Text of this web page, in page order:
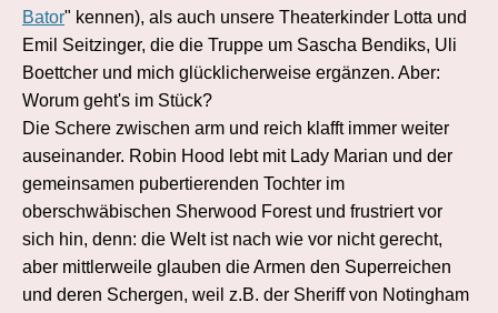
Bator" kennen), als auch unsere Theaterkinder Lotta und
Emil Seitzinger, die die Truppe um Sascha Bendiks, Uli
Boettcher und mich glücklicherweise ergänzen. Aber:
Worum geht's im Stück?
Die Schere zwischen arm und reich klafft immer weiter
auseinander. Robin Hood lebt mit Lady Marian und der
gemeinsamen pubertierenden Tochter im
oberschwäbischen Sherwood Forest und frustriert vor
sich hin, denn: die Welt ist nach wie vor nicht gerecht,
aber mittlerweile glauben die Armen den Superreichen
und deren Schergen, weil z.B. der Sheriff von Notingham